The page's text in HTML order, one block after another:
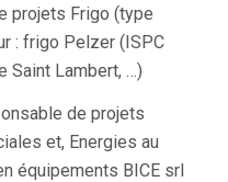
projets Frigo (type
: frigo Pelzer (ISPC
Saint Lambert, …)
de projets
et, Energies au
équipements BICE srl